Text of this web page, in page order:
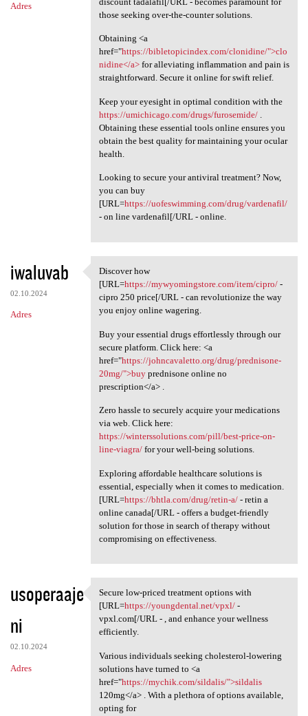
Adres
those seeking over-the-counter solutions.
Obtaining <a
href="https://bibletopicindex.com/clonidine/">clo
nidine</a>for alleviating inflammation and pain is
straightforward. Secure it online for swift relief.
Keep your eyesight in optimal condition with the
https://umichicago.com/drugs/furosemide/.
Obtaining these essential tools online ensures you
obtain the best quality for maintaining your ocular
health.
Looking to secure your antiviral treatment? Now,
you can buy
[URL=https://uofeswimming.com/drug/vardenafil/
- on line vardenafil[/URL - online.
iwaluvab
02.10.2024
Adres
Discover how [URL=https:/
Discover how
[URL=https://mywyomingstore.com/item/cipro/-
cipro 250 price[/URL - can revolutionize the way
you enjoy online wagering.
Buy your essential drugs effortlessly through our
secure platform. Click here: <a
href="https://johncavaletto.org/drug/prednisone-
20mg/">buyprednisone online no
prescription</a> .
Zero hassle to securely acquire your medications
via web. Click here:
https://winterssolutions.com/pill/best-price-on-
line-viagra/for your well-being solutions.
Exploring affordable healthcare solutions is
essential, especially when it comes to medication.
[URL=https://bhtla.com/drug/retin-a/- retin a
online canada[/URL - offers a budget-friendly
solution for those in search of therapy without
compromising on effectiveness.
usoperaaje
ni
02.10.2024
Adres
Secure low-priced treatment
Secure low-priced treatment options with
[URL=https://youngdental.net/vpxl/-
vpxl.com[/URL - , and enhance your wellness
efficiently.
Various individuals seeking cholesterol-lowering
solutions have turned to <a
href="https://mychik.com/sildalis/">sildalis
120mg</a> . With a plethora of options available,
opting for